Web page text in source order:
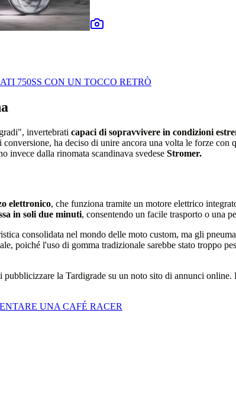
750SS CON UN TOCCO RETRÒ
invertebrati capaci di sopravvivere in condizioni
ha deciso di unire ancora una volta le forze
invece dalla rinomata scandinava svedese Stromer.
elettronico, che funziona tramite un motore elettrico
in soli due minuti, consentendo un facile trasporto o una
consolidata nel mondo delle moto custom, ma gli
poiché l'uso di gomma tradizionale sarebbe stato troppo
la Tardigrade su un noto sito di annunci
UNA CAFÉ RACER